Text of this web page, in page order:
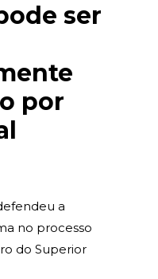
ser
por
a
no processo
do Superior